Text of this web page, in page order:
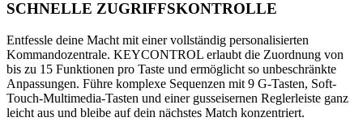
SCHNELLE ZUGRIFFSKONTROLLE
Entfessle deine Macht mit einer vollständig personalisierten
Kommandozentrale. KEYCONTROL erlaubt die Zuordnung von
bis zu 15 Funktionen pro Taste und ermöglicht so unbeschränkte
Anpassungen. Führe komplexe Sequenzen mit 9 G-Tasten, Soft-
Touch-Multimedia-Tasten und einer gusseisernen Reglerleiste ganz
leicht aus und bleibe auf dein nächstes Match konzentriert.